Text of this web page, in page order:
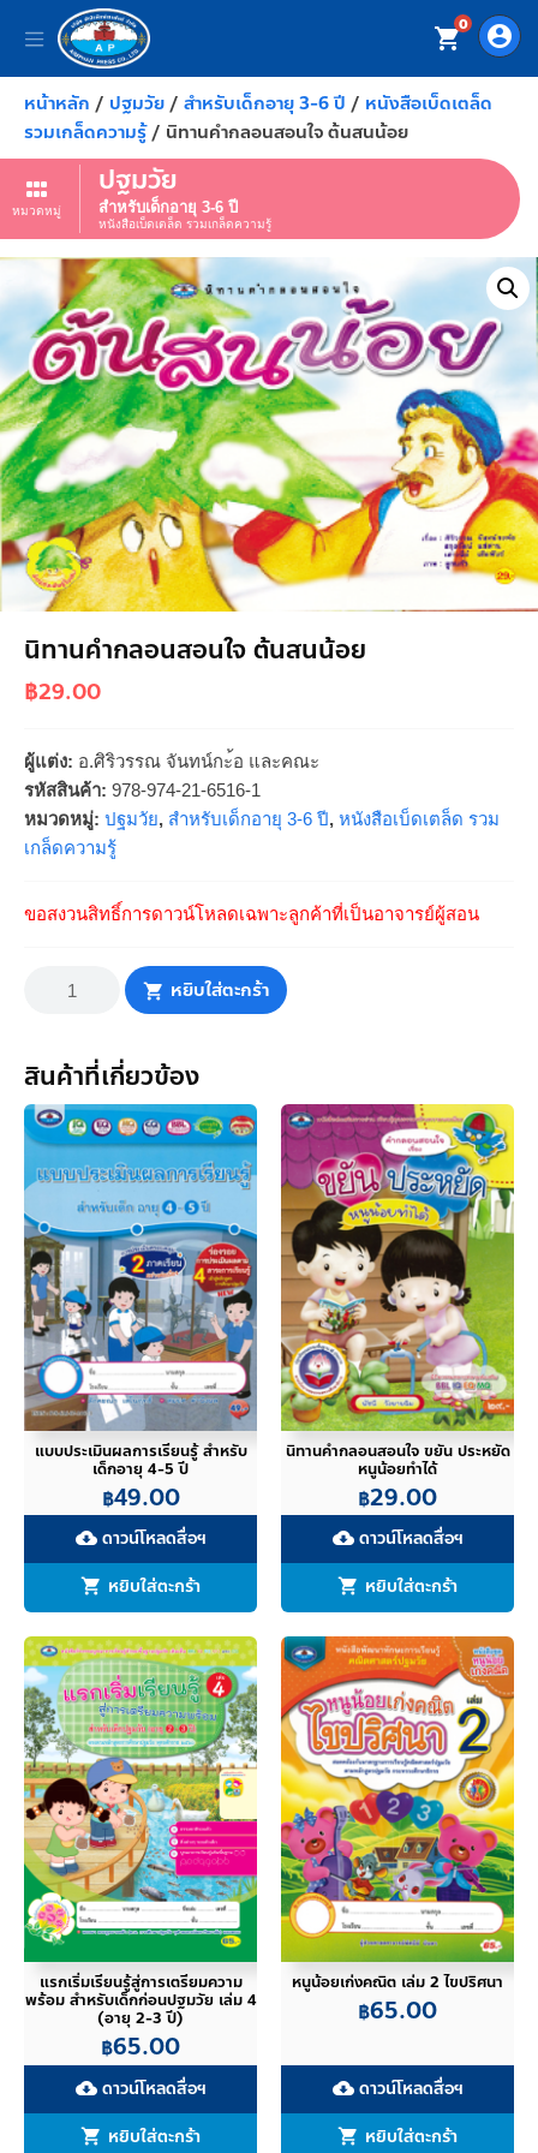
account_circle
shopping_cart0
หน้าหลัก / ปฐมวัย/ สำหรับเด็กอายุ 3-6 ปี / หนังสือเบ็ดเตล็ด
รวมเกล็ดความรู้/ นิทานคำกลอนสอนใจ ต้นสนน้อย
หมวดหมู่
ปฐมวัย
สำหรับเด็กอายุ 3-6 ปี
หนังสือเบ็ดเตล็ด รวมเกล็ดความรู้
นิทานคำกลอนสอนใจ ต้นสนน้อย
฿29.00
ผู้แต่ง: อ.ศิริวรรณ จันทน์กะ้อ และคณะ
รหัสสินค้า: 978-974-21-6516-1
หมวดหมู่: ปฐมวัย, สำหรับเด็กอายุ 3-6 ปี, หนังสือเบ็ดเตล็ด รวม
เกล็ดความรู้
ขอสงวนสิทธิ์การดาวน์โหลดเฉพาะลูกค้าที่เป็นอาจารย์ผู้สอน
น้อย
ชิ้น
หยิบใส่ตะกร้า
สินค้าที่เกี่ยวข้อง
แบบประเมินผลการเรียนรู้ สำหรับ
เด็กอายุ 4-5 ปี
฿49.00
cloud_downloadดาวน์โหลดสื่อฯ
หยิบใส่ตะกร้า
นิทานคำกลอนสอนใจ ขยัน ประหยัด
หนูน้อยทำได้
฿29.00
cloud_downloadดาวน์โหลดสื่อฯ
หยิบใส่ตะกร้า
แรกเริ่มเรียนรู้สู่การเตรียมความ
พร้อม สำหรับเด็กก่อนปฐมวัย เล่ม 4
(อายุ 2-3 ปี)
฿65.00
cloud_downloadดาวน์โหลดสื่อฯ
หยิบใส่ตะกร้า
หนูน้อยเก่งคณิต เล่ม 2 ไขปริศนา
฿65.00
cloud_downloadดาวน์โหลดสื่อฯ
หยิบใส่ตะกร้า